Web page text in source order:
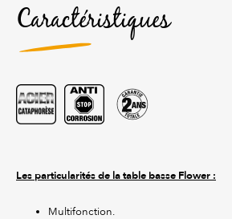
Caractéristiques
Les particularités de la table basse Flower :
Multifonction.